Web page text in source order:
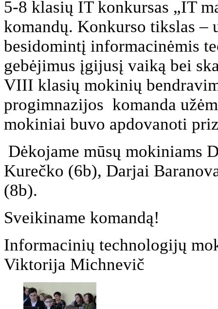
5-8 klasių IT konkursas „IT
komandų. Konkurso tikslas
besidomintį informacinėmis
gebėjimus įgijusį vaiką bei
VIII klasių mokinių
progimnazijos komanda
mokiniai buvo apdovanoti
Dėkojame mūsų mokiniams
Kurečko (6b), Darjai
(8b).
Sveikiname komandą!
Informacinių technologijų
Viktorija Michnevič